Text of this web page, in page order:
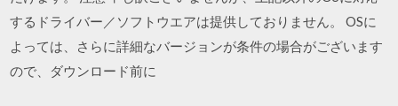
するドライバー／ソフトウエアは提供しておりません。 OSに
よっては、さらに詳細なバージョンが条件の場合がございます
ので、ダウンロード前に